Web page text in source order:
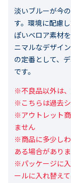
淡いブルーが今
す。環境に配慮
ぽいベロア素材
ニマルなデザイ
の定番として、
です。
※不良品以外は
※こちらは過去
※アウトレット
ません
※商品に多少し
ある場合があり
※パッケージに
ールに入れ替え